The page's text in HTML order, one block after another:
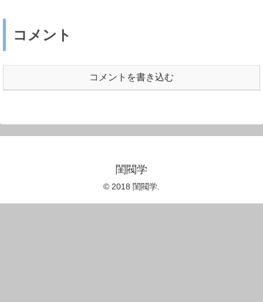
コメント
コメントを書き込む
閨閥学
© 2018 閨閥学.